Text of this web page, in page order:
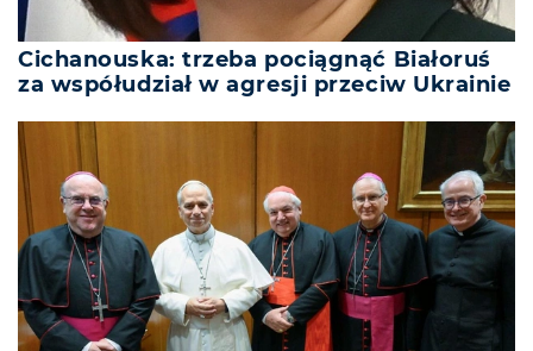
Cichanouska: trzeba pociągnąć Białoruś
za współudział w agresji przeciw Ukrainie